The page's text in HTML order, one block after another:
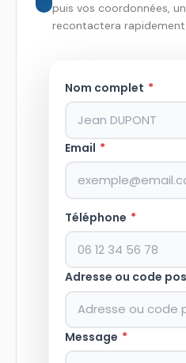
puis vos coordonnées,
recontactera rapidement.
Nom complet *
Email *
Téléphone *
Adresse ou code
Message *